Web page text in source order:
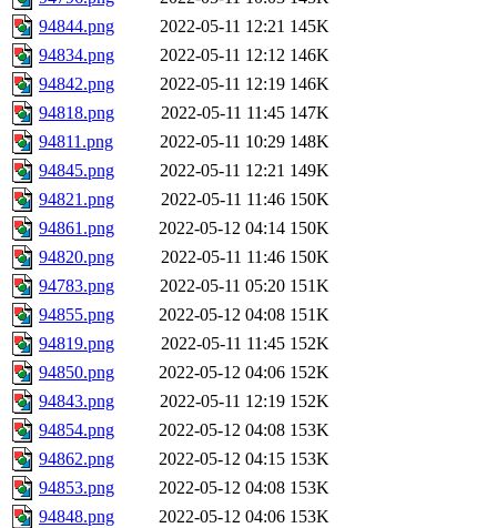
94844.png
2022-05-11 12:21 145K
94834.png
2022-05-11 12:12 146K
94842.png
2022-05-11 12:19 146K
94818.png
2022-05-11 11:45 147K
94811.png
2022-05-11 10:29 148K
94845.png
2022-05-11 12:21 149K
94821.png
2022-05-11 11:46 150K
94861.png
2022-05-12 04:14 150K
94820.png
2022-05-11 11:46 150K
94783.png
2022-05-11 05:20 151K
94855.png
2022-05-12 04:08 151K
94819.png
2022-05-11 11:45 152K
94850.png
2022-05-12 04:06 152K
94843.png
2022-05-11 12:19 152K
94854.png
2022-05-12 04:08 153K
94862.png
2022-05-12 04:15 153K
94853.png
2022-05-12 04:08 153K
94848.png
2022-05-12 04:06 153K